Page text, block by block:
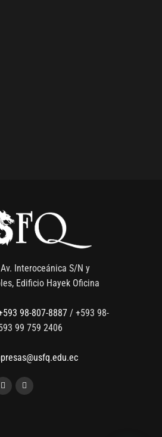
Interoceánica S/N y
Edificio Hayek Oficina
98-807-8887 / +593 98-
99 759 2406